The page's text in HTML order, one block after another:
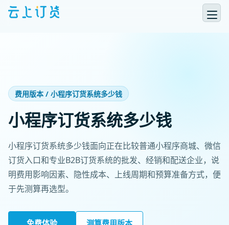
费用版本 / 小程序订货系统多少钱
小程序订货系统多少钱
小程序订货系统多少钱面向正在比较普通小程序商城、微信
订货入口和专业B2B订货系统的批发、经销和配送企业，说
明费用影响因素、隐性成本、上线周期和预算准备方式，便
于先测算再选型。
免费体验 测算费用版本